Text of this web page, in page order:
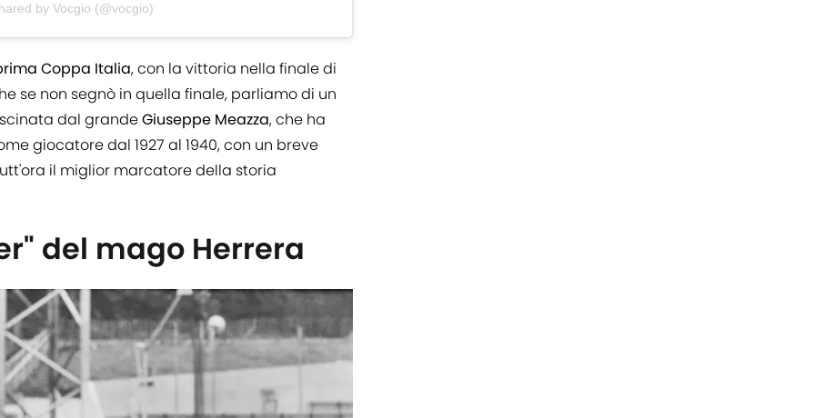
by Vocgio (@vocgio)
Coppa Italia, con la vittoria nella finale di
se non segnò in quella finale, parliamo di un
dal grandeGiuseppe Meazza, che ha
giocatore dal 1927 al 1940, con un breve
il miglior marcatore della storia
del mago Herrera